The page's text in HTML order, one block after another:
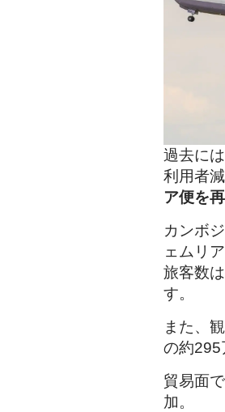
過去に
利用者
ア便を
カンボ
ェムリ
旅客数
す。
また、
の約295
貿易面
加。